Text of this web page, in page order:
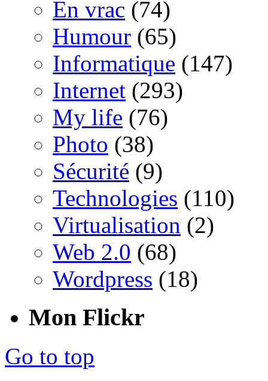
En vrac (74)
Humour (65)
Informatique (147)
Internet (293)
My life (76)
Photo (38)
Sécurité (9)
Technologies (110)
Virtualisation (2)
Web 2.0 (68)
Wordpress (18)
Mon Flickr
Go to top